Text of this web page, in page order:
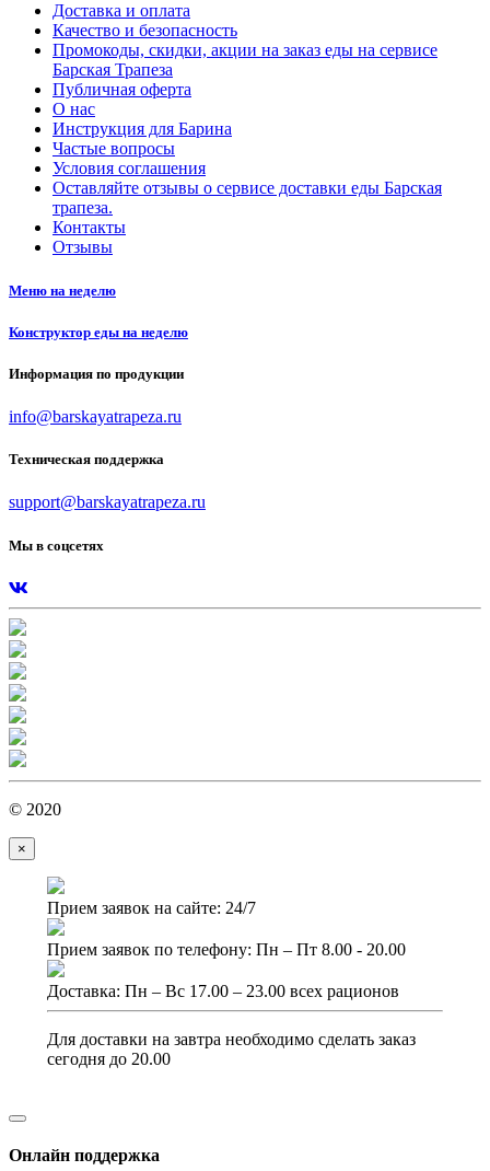
Доставка и оплата
Качество и безопасность
Промокоды, скидки, акции на заказ еды на сервисе
Барская Трапеза
Публичная оферта
О нас
Инструкция для Барина
Частые вопросы
Условия соглашения
Оставляйте отзывы о сервисе доставки еды Барская
трапеза.
Контакты
Отзывы
Меню на неделю
Конструктор еды на неделю
Информация по продукции
info@barskayatrapeza.ru
Техническая поддержка
support@barskayatrapeza.ru
Мы в соцсетях
© 2020
×
Прием заявок на сайте: 24/7
Прием заявок по телефону: Пн – Пт 8.00 - 20.00
Доставка: Пн – Вс 17.00 – 23.00 всех рационов
Для доставки на завтра необходимо сделать заказ
сегодня до 20.00
Онлайн поддержка